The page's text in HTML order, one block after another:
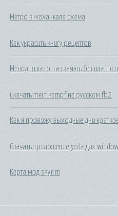
Метро в махачкале схема
Как украсить книгу рецептов
Мелодия катюша скачать бесплатно
Скачать mein kampf на русском fb2
Как я провожу выходные дни
Скачать приложение yota для
Карта мод skyrim